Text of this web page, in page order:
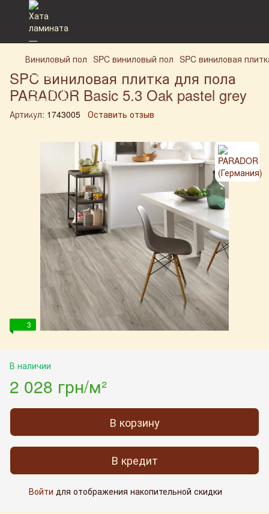
Виниловый пол SPC виниловый пол SPC виниловая
SPC виниловая плитка для пола
PARADOR Basic 5.3 Oak pastel grey
Артикул: 1743005 Оставить отзыв
3
В наличии
2 028 грн/м²
В корзину
В кредит
% Войти для отображения накопительной скидки